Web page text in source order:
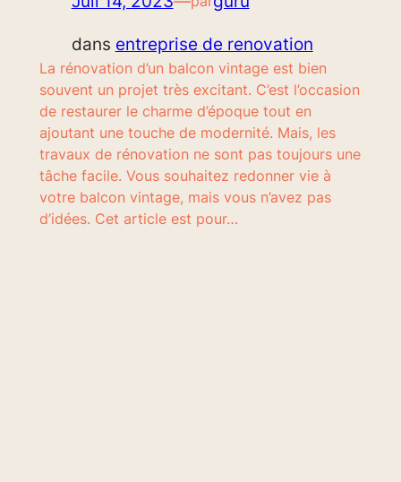
dans entreprise de renovation
La rénovation d’un balcon vintage est bien
souvent un projet très excitant. C’est l’occasion
de restaurer le charme d’époque tout en
ajoutant une touche de modernité. Mais, les
travaux de rénovation ne sont pas toujours une
tâche facile. Vous souhaitez redonner vie à
votre balcon vintage, mais vous n’avez pas
d’idées. Cet article est pour…